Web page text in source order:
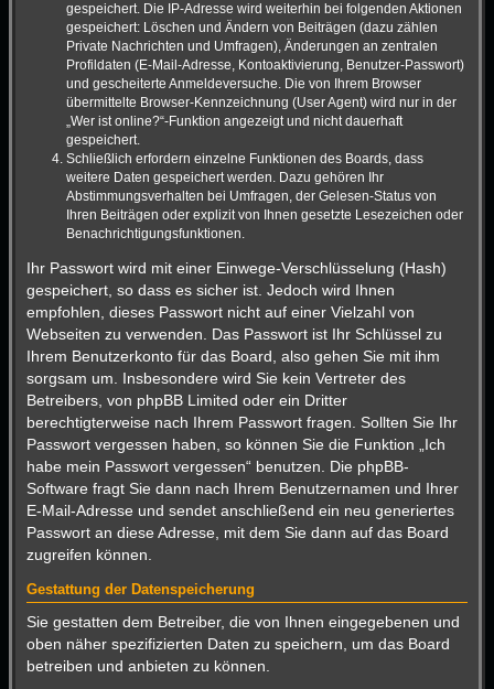
gespeichert. Die IP-Adresse wird weiterhin bei folgenden Aktionen
gespeichert: Löschen und Ändern von Beiträgen (dazu zählen
Private Nachrichten und Umfragen), Änderungen an zentralen
Profildaten (E-Mail-Adresse, Kontoaktivierung, Benutzer-Passwort)
und gescheiterte Anmeldeversuche. Die von Ihrem Browser
übermittelte Browser-Kennzeichnung (User Agent) wird nur in der
„Wer ist online?“-Funktion angezeigt und nicht dauerhaft
gespeichert.
Schließlich erfordern einzelne Funktionen des Boards, dass
weitere Daten gespeichert werden. Dazu gehören Ihr
Abstimmungsverhalten bei Umfragen, der Gelesen-Status von
Ihren Beiträgen oder explizit von Ihnen gesetzte Lesezeichen oder
Benachrichtigungsfunktionen.
Ihr Passwort wird mit einer Einwege-Verschlüsselung (Hash)
gespeichert, so dass es sicher ist. Jedoch wird Ihnen
empfohlen, dieses Passwort nicht auf einer Vielzahl von
Webseiten zu verwenden. Das Passwort ist Ihr Schlüssel zu
Ihrem Benutzerkonto für das Board, also gehen Sie mit ihm
sorgsam um. Insbesondere wird Sie kein Vertreter des
Betreibers, von phpBB Limited oder ein Dritter
berechtigterweise nach Ihrem Passwort fragen. Sollten Sie Ihr
Passwort vergessen haben, so können Sie die Funktion „Ich
habe mein Passwort vergessen“ benutzen. Die phpBB-
Software fragt Sie dann nach Ihrem Benutzernamen und Ihrer
E-Mail-Adresse und sendet anschließend ein neu generiertes
Passwort an diese Adresse, mit dem Sie dann auf das Board
zugreifen können.
Gestattung der Datenspeicherung
Sie gestatten dem Betreiber, die von Ihnen eingegebenen und
oben näher spezifizierten Daten zu speichern, um das Board
betreiben und anbieten zu können.